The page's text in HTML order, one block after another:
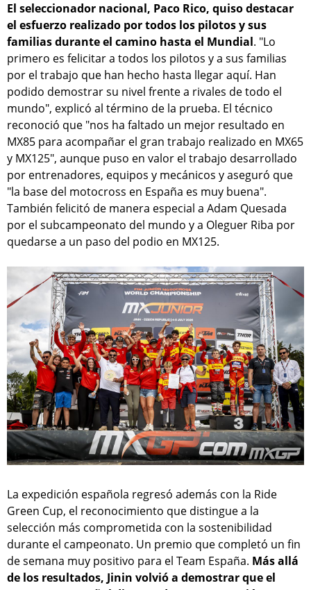
El seleccionador nacional, Paco Rico, quiso destacar
el esfuerzo realizado por todos los pilotos y sus
familias durante el camino hasta el Mundial. "Lo
primero es felicitar a todos los pilotos y a sus familias
por el trabajo que han hecho hasta llegar aquí. Han
podido demostrar su nivel frente a rivales de todo el
mundo", explicó al término de la prueba. El técnico
reconoció que "nos ha faltado un mejor resultado en
MX85 para acompañar el gran trabajo realizado en MX65
y MX125", aunque puso en valor el trabajo desarrollado
por entrenadores, equipos y mecánicos y aseguró que
"la base del motocross en España es muy buena".
También felicitó de manera especial a Adam Quesada
por el subcampeonato del mundo y a Oleguer Riba por
quedarse a un paso del podio en MX125.
La expedición española regresó además con la Ride
Green Cup, el reconocimiento que distingue a la
selección más comprometida con la sostenibilidad
durante el campeonato. Un premio que completó un fin
de semana muy positivo para el Team España. Más allá
de los resultados, Jinin volvió a demostrar que el